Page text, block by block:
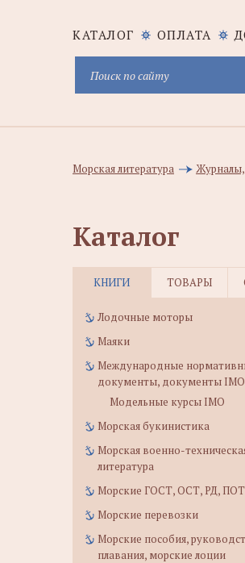
КАТАЛОГ ОПЛАТА
Морская литература
Каталог
КНИГИ ТОВАРЫ
Лодочные моторы
Маяки
Международные
документы, документы IMO
Модельные курсы IMO
Морская букинистика
Морская военно-
литература
Морские ГОСТ, ОСТ, РД, ПОТ
Морские перевозки
Морские пособия,
плавания, морские лоции